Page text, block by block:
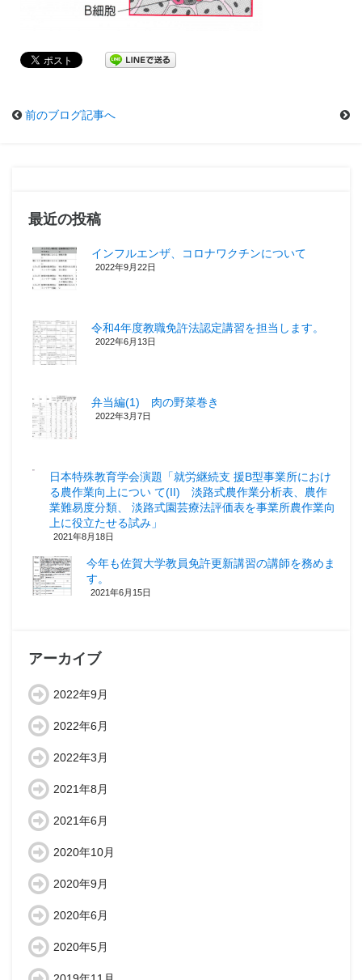
前のブログ記事へ
最近の投稿
インフルエンザ、コロナワクチンについて
2022年9月22日
令和4年度教職免許法認定講習を担当します。
2022年6月13日
弁当編(1) 肉の野菜巻き
2022年3月7日
日本特殊教育学会演題「就労継続支 援B型事業所におけ
る農作業向上につい て(II) 淡路式農作業分析表、農作
業難易度分類、 淡路式園芸療法評価表を事業所農作業向
上に役立たせる試み」
2021年8月18日
今年も佐賀大学教員免許更新講習の講師を務めま
す。
2021年6月15日
アーカイブ
2022年9月
2022年6月
2022年3月
2021年8月
2021年6月
2020年10月
2020年9月
2020年6月
2020年5月